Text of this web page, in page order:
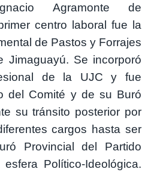
Agramonte de
centro laboral fue la
de Pastos y Forrajes
Jimaguayú. Se incorporó
de la UJC y fue
del Comité y de su Buró
su tránsito posterior por
cargos hasta ser
Provincial del Partido
Político-Ideológica.